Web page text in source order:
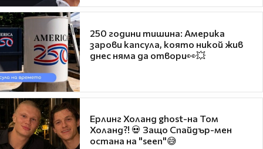
250 години тишина: Америка
зарови капсула, която никой жив
днес няма да отвори👀💥
Ерлинг Холанд ghost-на Том
Холанд?! 💀 Защо Спайдър-мен
остана на "seen"😅